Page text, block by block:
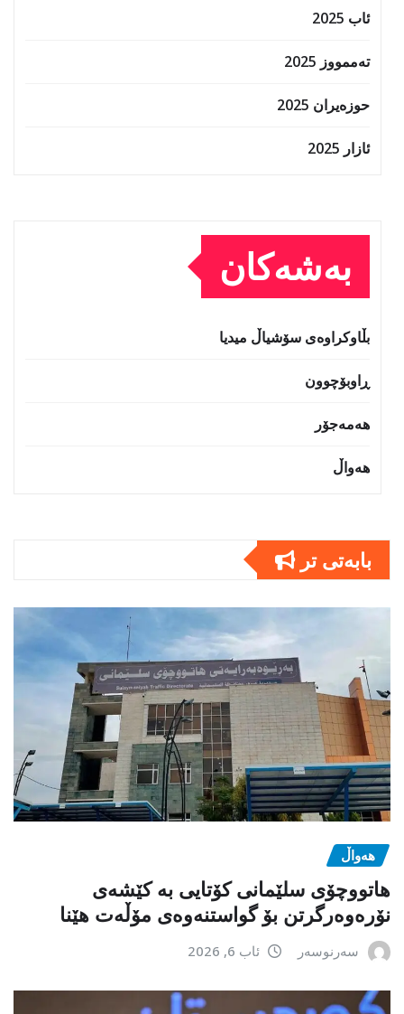
ئاب 2025
تەممووز 2025
حوزه‌یران 2025
ئازار 2025
بەشەکان
بڵاوکراوەی سۆشیاڵ میدیا
ڕاوبۆچوون
هەمەجۆر
هەواڵ
بابەتى تر
هەواڵ
هاتووچۆی سلێمانی کۆتایی بە کێشەی
نۆرەوەرگرتن بۆ گواستنەوەی مۆڵەت هێنا
سەرنوسەر ئاب 6, 2026